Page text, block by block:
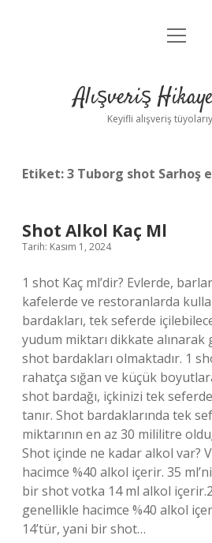
Anasayfa
Yasal Uyarı
menüyü
Alışveriş
Keyifli alışveriş
Etiket:3 Tuborg shot Sarhoş
Shot Alkol Kaç Ml
Tarih: Kasım 1, 2024
1 shot Kaç ml’dir? Evlerde,
kafelerde ve restoranlarda
bardakları, tek seferde
yudum miktarı dikkate alınarak
shot bardakları olmaktadır. 1
rahatça sığan ve küçük
shot bardağı, içkinizi tek
tanır. Shot bardaklarında tek
miktarının en az 30 mililitre
Shot içinde ne kadar alkol var?
hacimce %40 alkol içerir. 35
bir shot votka 14 ml alkol
genellikle hacimce %40 alkol
14’tür, yani bir shot…